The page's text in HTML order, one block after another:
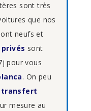
sont très
que nos
neufs et
sont
pour vous
. On peu
transfert
mesure au